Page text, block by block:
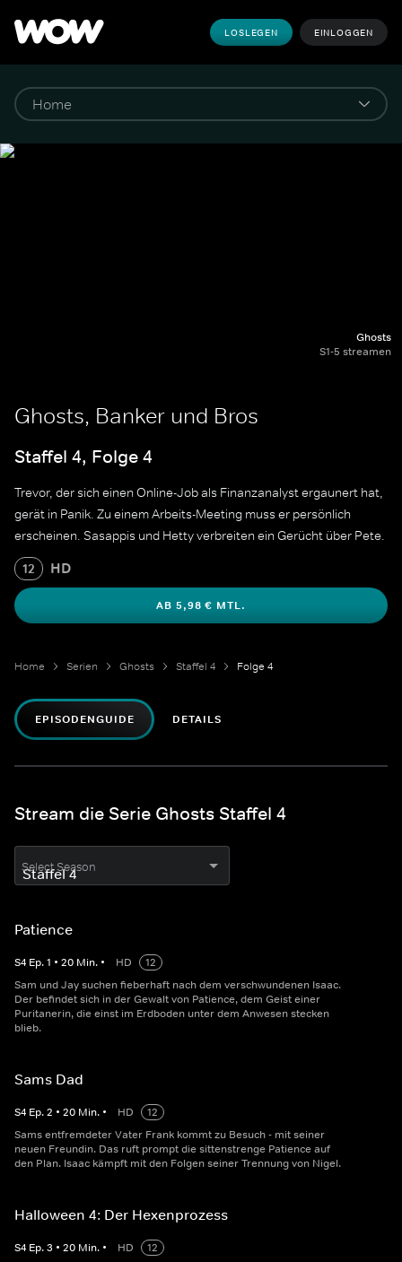
LOSLEGEN EINLOGGEN
Ghosts
S1-5 streamen
Ghosts, Banker und Bros
Staffel 4, Folge 4
Trevor, der sich einen Online-Job als Finanzanalyst ergaunert hat,
gerät in Panik. Zu einem Arbeits-Meeting muss er persönlich
erscheinen. Sasappis und Hetty verbreiten ein Gerücht über Pete.
12 HD
AB 5,98 € MTL.
Home Serien Ghosts Staffel 4 Folge 4
EPISODENGUIDE DETAILS
Stream die Serie Ghosts Staffel 4
Select Season
Patience
S4 Ep.1 • 20 Min. • HD
12
Sam und Jay suchen fieberhaft nach dem verschwundenen Isaac.
Der befindet sich in der Gewalt von Patience, dem Geist einer
Puritanerin, die einst im Erdboden unter dem Anwesen stecken
blieb.
Sams Dad
S4 Ep.2 • 20 Min. • HD
12
Sams entfremdeter Vater Frank kommt zu Besuch - mit seiner
neuen Freundin. Das ruft prompt die sittenstrenge Patience auf
den Plan. Isaac kämpft mit den Folgen seiner Trennung von Nigel.
Halloween 4: Der Hexenprozess
S4 Ep.3 • 20 Min. • HD
12